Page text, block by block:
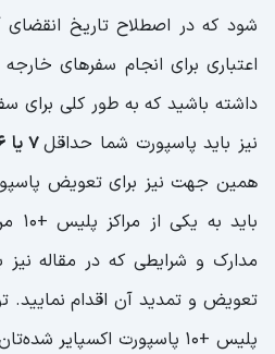
شود که در اصطلاح تاریخ
اعتباری برای انجام سفرهای خارجه
داشته باشید که به طور کلی برای
نیز باید پاسپورت شما حداقل7 یا 6 ماه
همین جهت نیز برای تعویض
مدارک و شرایطی که در مقاله
تعویض و تمدید آن اقدام نمایید.
پلیس +10 پاسپورت اکسپایر شده‌تان را